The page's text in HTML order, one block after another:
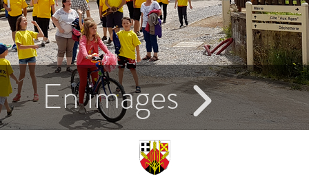
En images